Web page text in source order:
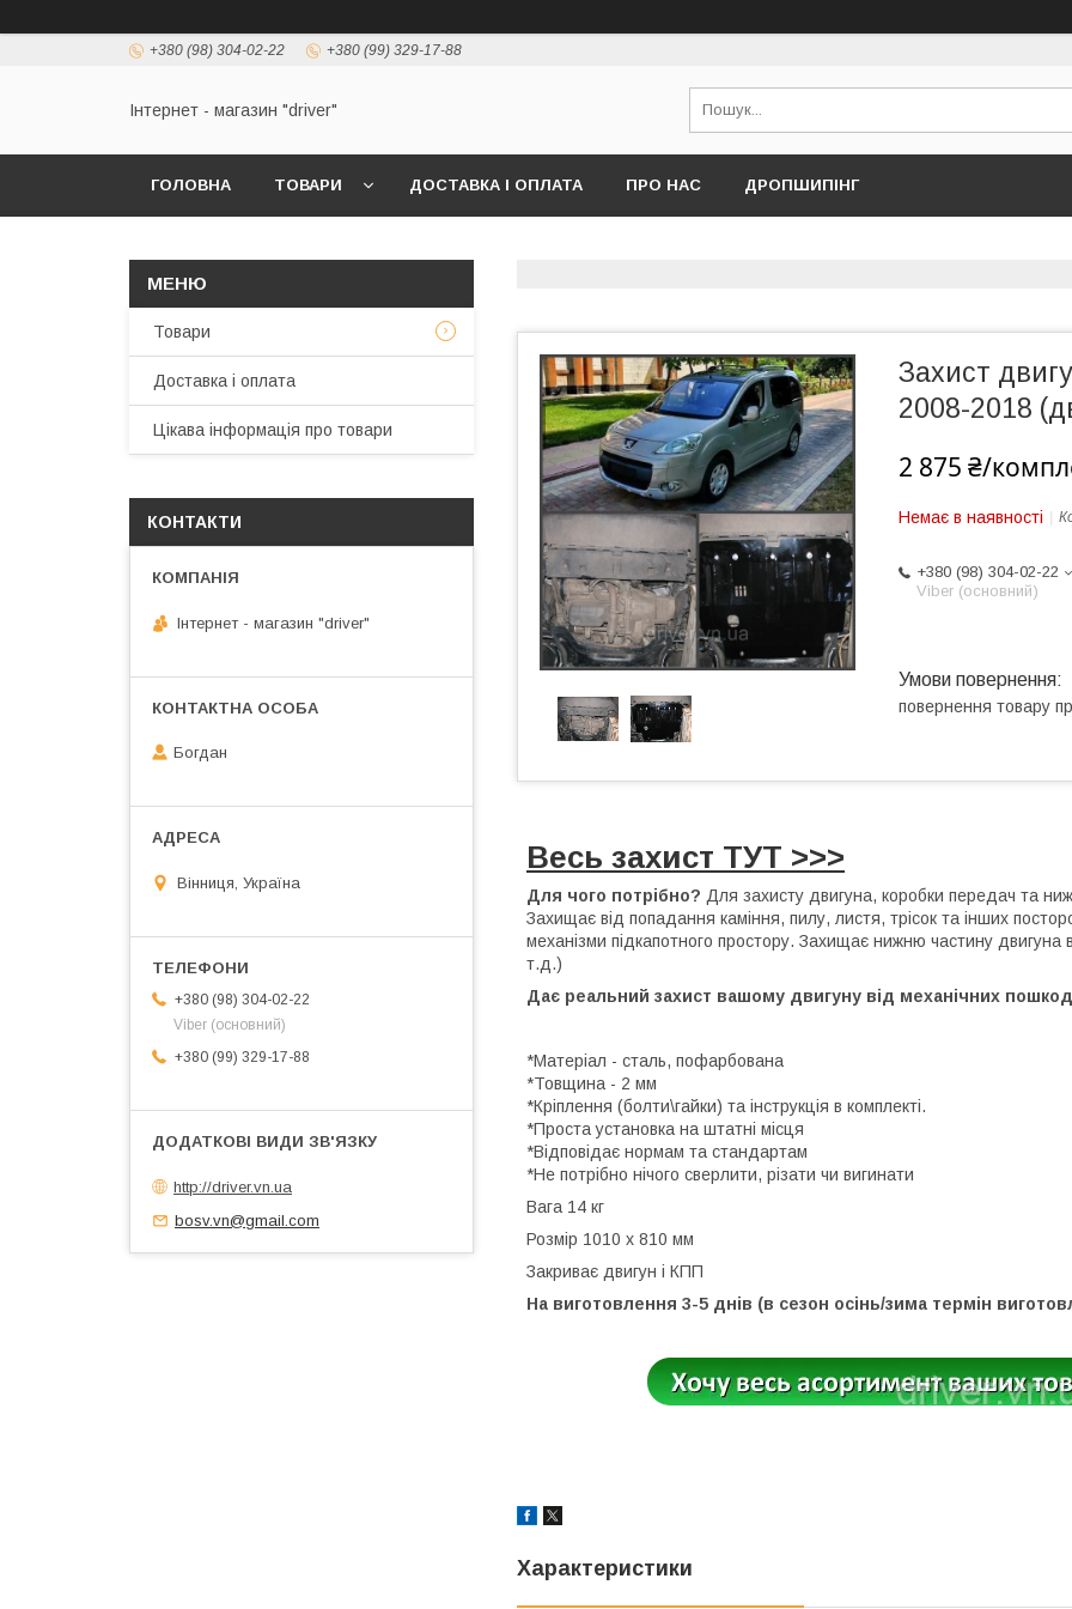
+380 (98) 304-02-22 +380 (99) 329-17-88
Інтернет - магазин "driver"
ГОЛОВНА ТОВАРИ ДОСТАВКА І ОПЛАТА ПРО НАС ДРОПШИПІНГ
Захист
2008-2018
2 875 ₴/
Немає в наявності
+380 (98) 304-02-22
Viber (основний)
повернення товару
Весь захист ТУТ >>>
Для чого потрібно? Для захисту двигуна, коробки передач та
Захищає від попадання каміння, пилу, листя, трісок та інших
механізми підкапотного простору. Захищає нижню частину двигуна
т.д.)
Дає реальний захист вашому двигуну від механічних
*Матеріал - сталь, пофарбована
*Товщина - 2 мм
*Кріплення (болти\гайки) та інструкція в комплекті.
*Проста установка на штатні місця
*Відповідає нормам та стандартам
*Не потрібно нічого сверлити, різати чи вигинати
Вага 14 кг
Розмір 1010 х 810 мм
Закриває двигун і КПП
На виготовлення 3-5 днів (в сезон осінь/зима термін
Характеристики
Товари
Доставка і оплата
Цікава інформація про товари
КОНТАКТИ
Інтернет - магазин "driver"
Богдан
Вінниця, Україна
+380 (98) 304-02-22
Viber (основний)
+380 (99) 329-17-88
http://driver.vn.ua
bosv.vn@gmail.com